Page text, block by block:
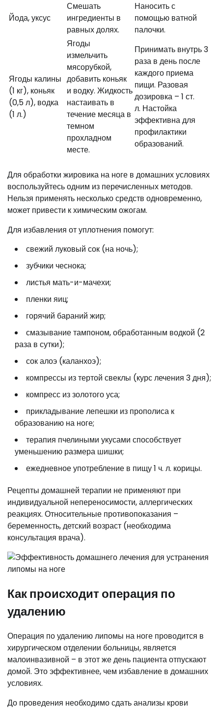
Йода, уксус
Смешать
ингредиенты в
равных долях.
Наносить с
помощью ватной
палочки.
Ягоды калины
(1 кг), коньяк
(0,5 л), водка
(1 л.)
Ягоды
измельчить
мясорубкой,
добавить коньяк
и водку. Жидкость
настаивать в
течение месяца в
темном
прохладном
месте.
Принимать внутрь 3
раза в день после
каждого приема
пищи. Разовая
дозировка – 1 ст.
л. Настойка
эффективна для
профилактики
образований.
Для обработки жировика на ноге в домашних условиях
воспользуйтесь одним из перечисленных методов.
Нельзя применять несколько средств одновременно,
может привести к химическим ожогам.
Для избавления от уплотнения помогут:
свежий луковый сок (на ночь);
зубчики чеснока;
листья мать-и-мачехи;
пленки яиц;
горячий бараний жир;
смазывание тампоном, обработанным водкой (2
раза в сутки);
сок алоэ (каланхоэ);
компрессы из тертой свеклы (курс лечения 3 дня);
компресс из золотого уса;
прикладывание лепешки из прополиса к
образованию на ноге;
терапия пчелиными укусами способствует
уменьшению размера шишки;
ежедневное употребление в пищу 1 ч. л. корицы.
Рецепты домашней терапии не применяют при
индивидуальной непереносимости, аллергических
реакциях. Относительные противопоказания –
беременность, детский возраст (необходима
консультация врача).
Как происходит операция по
удалению
Операция по удалению липомы на ноге проводится в
хирургическом отделении больницы, является
малоинвазивной – в этот же день пациента отпускают
домой. Это эффективнее, чем избавление в домашних
условиях.
До проведения необходимо сдать анализы крови